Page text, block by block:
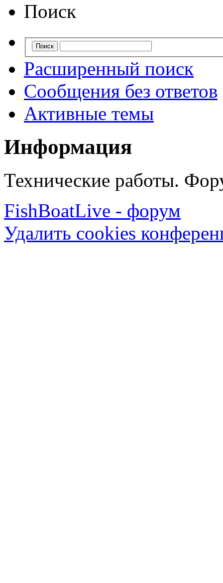
Поиск
Расширенный поиск
Сообщения без ответов
Активные темы
Информация
Технические работы.
FishBoatLive - форум
Удалить cookies